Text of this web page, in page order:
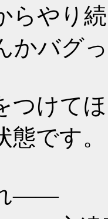
らやり
かバグ
つけて
です。
――